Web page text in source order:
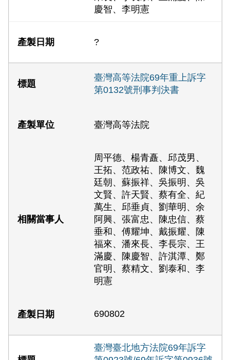
慶智、李明憲
?
臺灣高等法院69年重上訴字
第0132號刑事判決書
臺灣高等法院
周平德、楊青矗、邱茂男、
王拓、范政祐、陳博文、魏
廷朝、蘇振祥、吳振明、吳
文賢、許天賢、蔡有全、紀
萬生、邱垂貞、劉華明、余
阿興、張富忠、陳忠信、蔡
垂和、傅耀坤、戴振耀、陳
福來、潘來長、李長宗、王
滿慶、陳慶智、許淇潭、鄭
官明、蔡精文、劉泰和、李
明憲
690802
臺灣臺北地方法院69年訴字